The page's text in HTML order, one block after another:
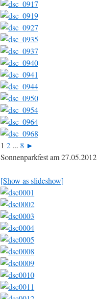
1 2 ... 8 ►
Sonnenparkfest am 27.05.2012
[Show as slideshow]